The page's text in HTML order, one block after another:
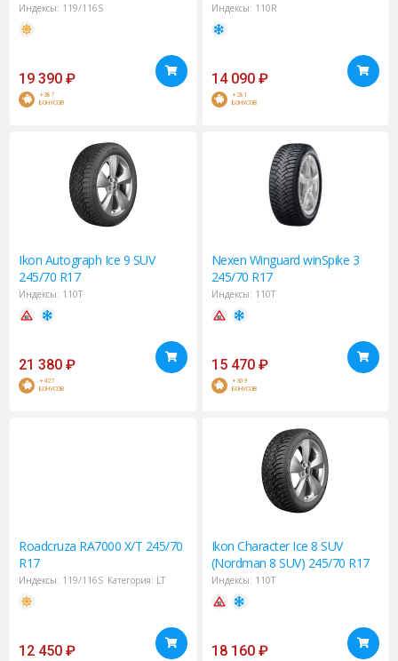
Индексы: 119/116S
19 390 ₽
+387
БОНУСОВ
Индексы: 110R
14 090 ₽
+281
БОНУСОВ
Ikon Autograph Ice 9 SUV
245/70 R17
Индексы: 110T
21 380 ₽
+427
БОНУСОВ
Nexen Winguard winSpike 3
245/70 R17
Индексы: 110T
15 470 ₽
+309
БОНУСОВ
Roadcruza RA7000 X/T 245/70
R17
Индексы: 119/116S Категория: LT
12 450 ₽
Ikon Character Ice 8 SUV
(Nordman 8 SUV) 245/70 R17
Индексы: 110T
18 160 ₽